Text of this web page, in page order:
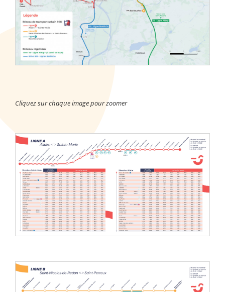
Cliquez sur chaque image pour zoomer